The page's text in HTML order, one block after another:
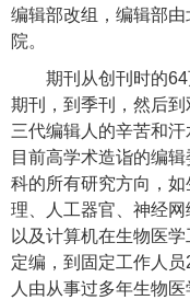
编辑部改组，编辑部
院。
期刊从创刊时的64
期刊，到季刊，然后
三代编辑人的辛苦和汗
目前高学术造诣的编
科的所有研究方向，
理、人工器官、神经
以及计算机在生物医
定编，到固定工作人员
人由从事过多年生物